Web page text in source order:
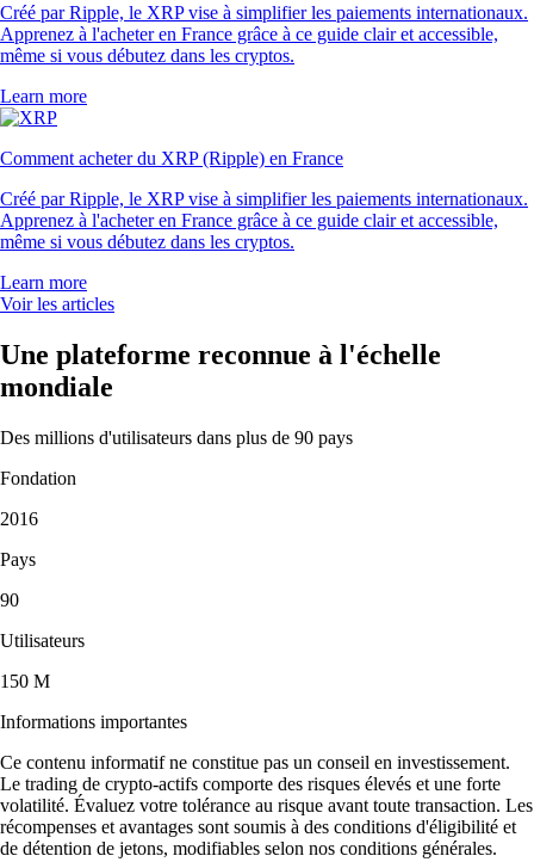
Créé par Ripple, le XRP vise à simplifier les paiements internationaux.
Apprenez à l'acheter en France grâce à ce guide clair et accessible,
même si vous débutez dans les cryptos.
Learn more
Comment acheter du XRP (Ripple) en France
Créé par Ripple, le XRP vise à simplifier les paiements internationaux.
Apprenez à l'acheter en France grâce à ce guide clair et accessible,
même si vous débutez dans les cryptos.
Learn more
Voir les articles
Une plateforme reconnue à l'échelle
mondiale
Des millions d'utilisateurs dans plus de 90 pays
Fondation
2016
Pays
90
Utilisateurs
150 M
Informations importantes
Ce contenu informatif ne constitue pas un conseil en investissement.
Le trading de crypto-actifs comporte des risques élevés et une forte
volatilité. Évaluez votre tolérance au risque avant toute transaction. Les
récompenses et avantages sont soumis à des conditions d'éligibilité et
de détention de jetons, modifiables selon nos conditions générales.